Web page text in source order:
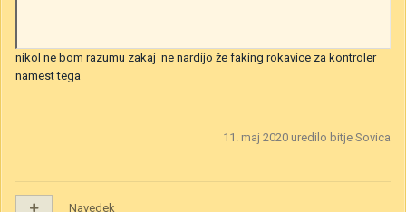
nikol ne bom razumu zakaj ne nardijo že faking rokavice za kontroler
namest tega
11. maj 2020 uredilo bitje Sovica
Navedek